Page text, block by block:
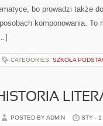
bo prowadzi także
komponowania. To
CATEGORIES: SZKOŁA
POSTED BY ADMIN STY - 1